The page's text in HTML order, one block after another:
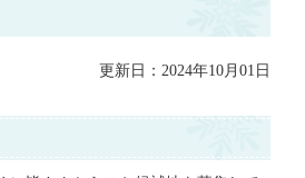
更新日：2024年10月01日